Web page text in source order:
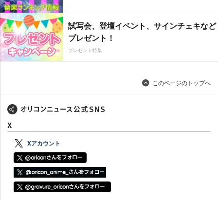
試写会、登壇イベント、サインチェキなど
プレゼント！
プレゼント特集
このページのトップへ
X
Xアカウント